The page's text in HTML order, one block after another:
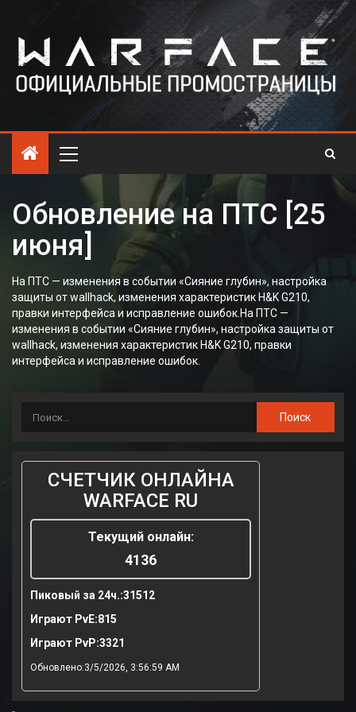
Обновление на ПТС [25
июня]
На ПТС — изменения в событии «Сияние глубин», настройка
защиты от wallhack, изменения характеристик H&K G210,
правки интерфейса и исправление ошибок.На ПТС —
изменения в событии «Сияние глубин», настройка защиты от
wallhack, изменения характеристик H&K G210, правки
интерфейса и исправление ошибок.
СЧЕТЧИК ОНЛАЙНА
WARFACE RU
Текущий онлайн:
4136
Пиковый за 24ч.:31512
Играют PvE:815
Играют PvP:3321
Обновлено:3/5/2026, 3:56:59 AM